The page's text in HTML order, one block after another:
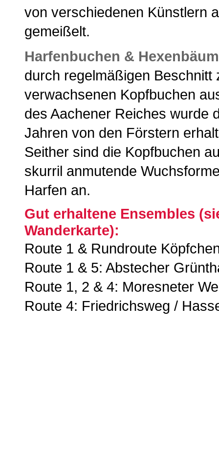
von verschiedenen Künstlern
gemeißelt.
Harfenbuchen &
durch regelmäßigen
verwachsenen Kopfbuchen
des Aachener Reiches wurde
Jahren von den Förstern
Seither sind die Kopfbuchen
skurril anmutende
Harfen an.
Gut erhaltene Ensembles
Wanderkarte):
Route 1 & Rundroute
Route 1 & 5: Abstecher
Route 1, 2 & 4: Moresneter
Route 4: Friedrichsweg /